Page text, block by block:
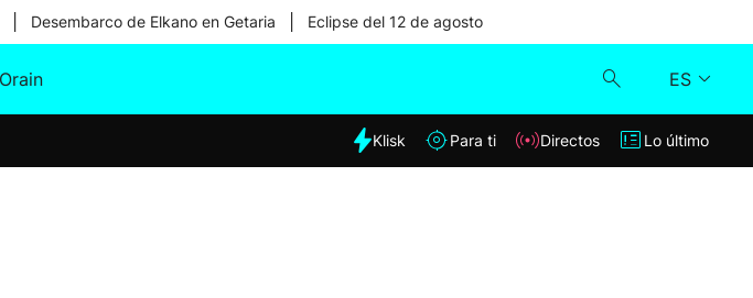
Desembarco de Elkano en Getaria Eclipse del 12 de agosto
ES
Klisk
Klisk Para ti Directos Lo último